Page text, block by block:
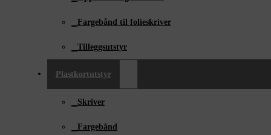
Fargebånd til folieskriver
Tilleggsutstyr
Plastkortutstyr
Skriver
Fargebånd